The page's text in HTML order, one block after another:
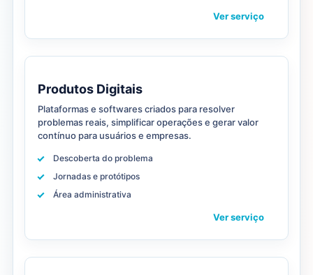
Ver serviço
Produtos Digitais
Plataformas e softwares criados para resolver
problemas reais, simplificar operações e gerar valor
contínuo para usuários e empresas.
Descoberta do problema
Jornadas e protótipos
Área administrativa
Ver serviço